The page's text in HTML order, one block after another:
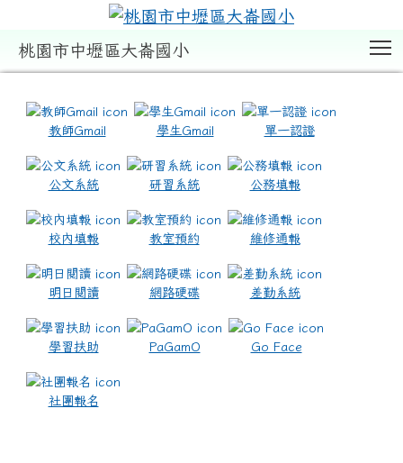
桃園市中壢區大崙國小
教師Gmail 學生Gmail 單一認證
公文系統 研習系統 公務填報
校內填報 教室預約 維修通報
明日閱讀 網路硬碟 差勤系統
學習扶助 PaGamO Go Face
社團報名